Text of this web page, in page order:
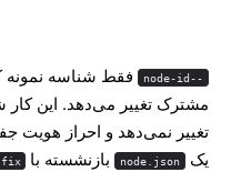
--node-id
مشترک تغییر می‌دهد. این
تغییر نمی‌دهد و احراز هویت
یک
node.json بازنشسته با fix